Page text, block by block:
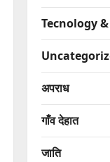
Tecnology
अपराध
गाँव देहात
जाति